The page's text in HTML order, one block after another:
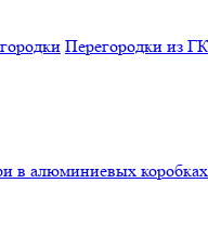
Перегородки из
в алюминиевых коробках